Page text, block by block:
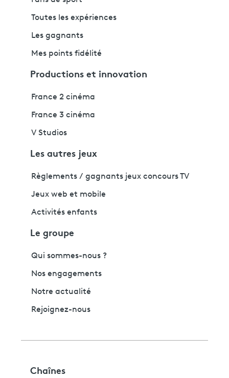
Toutes les expériences
Les gagnants
Mes points fidélité
Productions et innovation
France 2 cinéma
France 3 cinéma
V Studios
Les autres jeux
Règlements / gagnants jeux concours TV
Jeux web et mobile
Activités enfants
Le groupe
Qui sommes-nous ?
Nos engagements
Notre actualité
Rejoignez-nous
Chaînes